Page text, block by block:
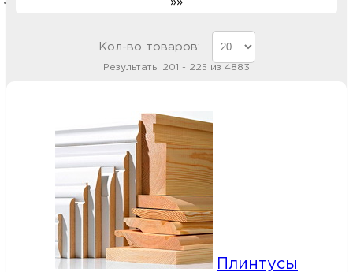
Кол-во товаров:
Результаты 201 - 225 из 4883
Плинтусы